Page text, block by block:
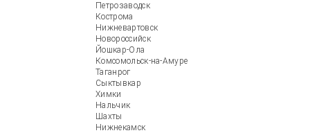
Петрозаводск
Кострома
Нижневартовск
Новороссийск
Йошкар-Ола
Комсомольск-на-Амуре
Таганрог
Сыктывкар
Химки
Нальчик
Шахты
Нижнекамск